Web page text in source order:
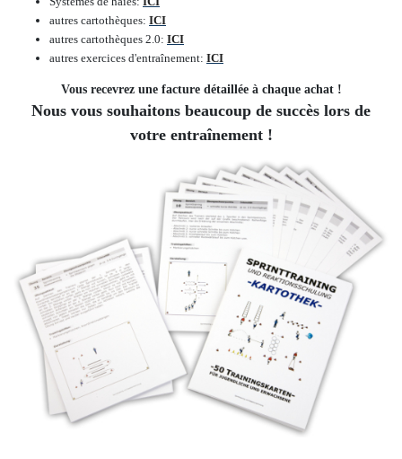
autres cartothèques: ICI
autres cartothèques 2.0: ICI
autres exercices d'entraînement: ICI
Vous recevrez une facture détaillée à chaque achat !
Nous vous souhaitons beaucoup de succès lors de
votre entraînement !